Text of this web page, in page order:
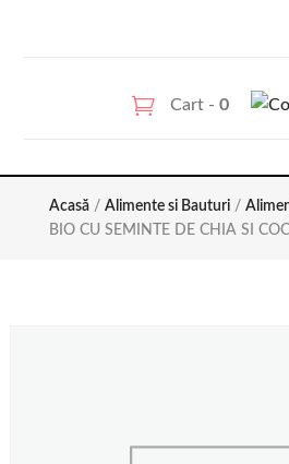
Cart - 0
Acasă/ Alimente si Bauturi/
BIO CU SEMINTE DE CHIA SI